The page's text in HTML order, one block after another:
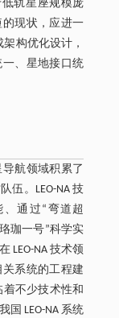
轨星座规模庞
现状，应进一
构优化设计，
、星地接口统
航领域积累了
伍。LEO-NA 技
通过“弯道超
珈一号”科学实
LEO-NA 技术领
系统的工程建
着不少技术性和
LEO-NA 系统